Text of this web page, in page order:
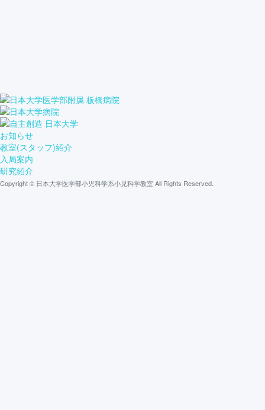
お知らせ
教室(スタッフ)紹介
入局案内
研究紹介
Copyright © 日本大学医学部小児科学系小児科学教室 All Rights Reserved.